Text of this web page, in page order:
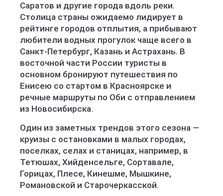
Саратов и другие города вдоль реки.
Столица страны ожидаемо лидирует в
рейтинге городов отплытия, а прибывают
любители водных прогулок чаще всего в
Санкт-Петербург, Казань и Астрахань. В
восточной части России туристы в
основном бронируют путешествия по
Енисею со стартом в Красноярске и
речные маршруты по Оби с отправлением
из Новосибирска.
Один из заметных трендов этого сезона —
круизы с остановками в малых городах,
поселках, селах и станицах, например, в
Тетюшах, Хийденсельге, Сортавале,
Горицах, Плесе, Кинешме, Мышкине,
Романовской и Старочеркасской.